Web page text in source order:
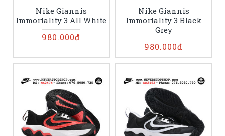
Nike Giannis
Immortality 3 All White
980.000đ
Nike Giannis
Immortality 3 Black
Grey
980.000đ